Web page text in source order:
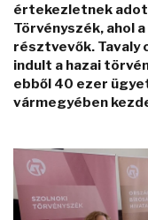
értekezletnek
Törvényszék, ahol
résztvevők. Tavaly
indult a hazai
ebből 40 ezer
vármegyében
Video
Player